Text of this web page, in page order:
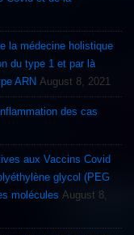
la médecine holistique
du type 1 et par là
ARN August 8, 2021
aux Vaccins Covid
glycol (PEG
molécules August 8,